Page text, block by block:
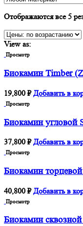
Отображаются все 5
View as:
Просмотр
Биокамин Timber
19,800 ₽ Добавить в
Просмотр
Биокамин угловой
37,800 ₽ Добавить в
Просмотр
Биокамин
40,800 ₽ Добавить в
Просмотр
Биокамин